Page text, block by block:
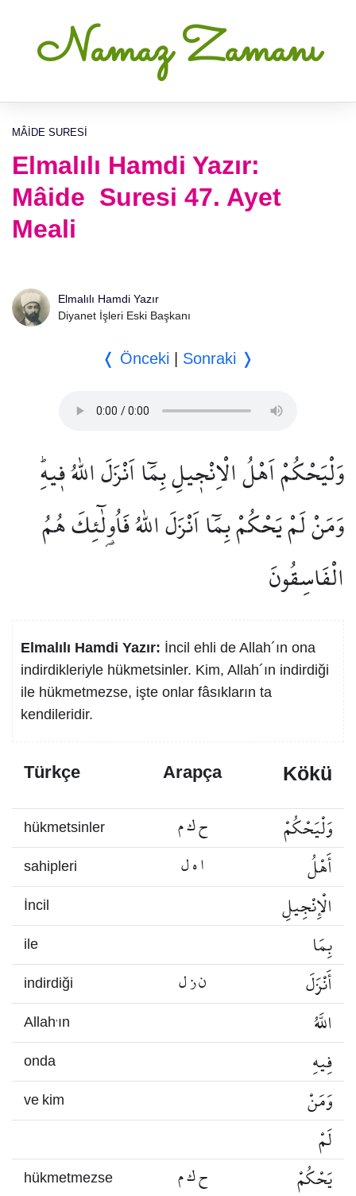
Namaz Zamanı
MÂIDE SURESI
Elmalılı Hamdi Yazır:
Mâide Suresi 47. Ayet
Meali
Elmalılı Hamdi Yazır
Diyanet İşleri Eski Başkanı
❬ Önceki Sonraki ❭
وَلْيَحْكُمْ اَهْلُ الْاِنْج۪يلِ بِمَٓا اَنْزَلَ اللّٰهُ ف۪يهِۜ
وَمَنْ لَمْ يَحْكُمْ بِمَٓا اَنْزَلَ اللّٰهُ فَاُو۬لٰٓئِكَ هُمُ
الْفَاسِقُونَ
Elmalılı Hamdi Yazır: İncil ehli de Allah´ın ona
indirdikleriyle hükmetsinler. Kim, Allah´ın indirdiği
ile hükmetmezse, işte onlar fâsıkların ta
kendileridir.
Türkçe Arapça Kökü
hükmetsinler ح ك م وَلْيَحْكُمْ
sahipleri ا ه ل أَهْلُ
İncil الْإِنْجِيلِ
ile بِمَا
indirdiği ن ز ل أَنْزَلَ
Allah’ın اللَّهُ
onda فِيهِ
ve kim
وَمَنْ
لَمْ
hükmetmezse ح ك م يَحْكُمْ